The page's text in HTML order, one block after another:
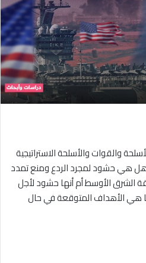
والقوات والأسلحة الاستراتيجية
هي حشود لمجرد الردع ومنع تمدد
الشرق الأوسط أم أنها حشود لأجل
هي الأهداف المتوقعة في حال